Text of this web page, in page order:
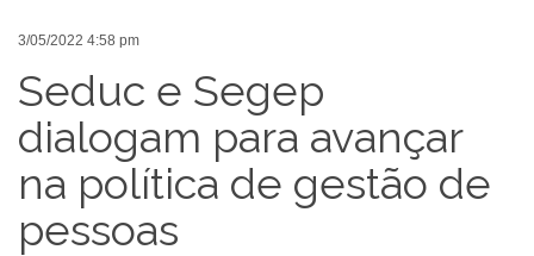
3/05/2022 4:58 pm
Seduc e Segep
dialogam para avançar
na política de gestão de
pessoas